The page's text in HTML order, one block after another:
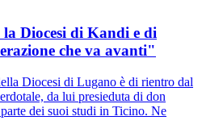
Diocesi di Kandi e di
che va avanti"
Diocesi di Lugano è di rientro dal
da lui presieduta di don
dei suoi studi in Ticino. Ne